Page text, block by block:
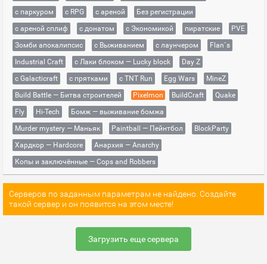
с паркуром
с RPG с ареной
Без регистрации
с ареной сплиф
с донатом с Экономикой пиратские
PVE
Зомби апокалипсис
с Выживанием с лаунчером
Flan`s
Industrial Craft
с Лаки блоком — Lucky block
Day Z
с Galacticraft
с прятками с TNT Run Egg Wars
MineZ
Build Battle — Битва строителей
Pixelmon BuildCraft
Quake
Fly
Hi-Tech
Бомж — выживание бомжа
Murder mystery — Маньяк
Paintball — Пейнтбол
BlockParty
Хардкор — Hardcore
Анархия — Anarchy
Копы и заключённые — Cops and Robbers
Серверов по заданным параметрам не найдено. Создайте
такой сервер и он появится на этом месте!
Загрузить еще сервера